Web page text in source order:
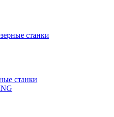
станки
станки